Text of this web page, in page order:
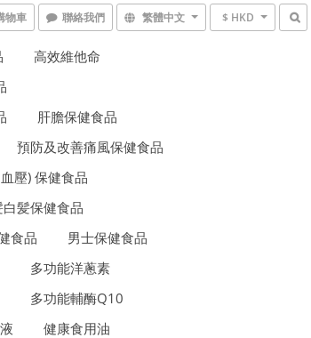
物車 聯絡我們 繁體中文 $ HKD
高效維他命
肝膽保健食品
預防及改善痛風保健食品
壓) 保健食品
白髪保健食品
食品
男士保健食品
多功能洋蔥素
多功能輔酶Q10
健康食用油